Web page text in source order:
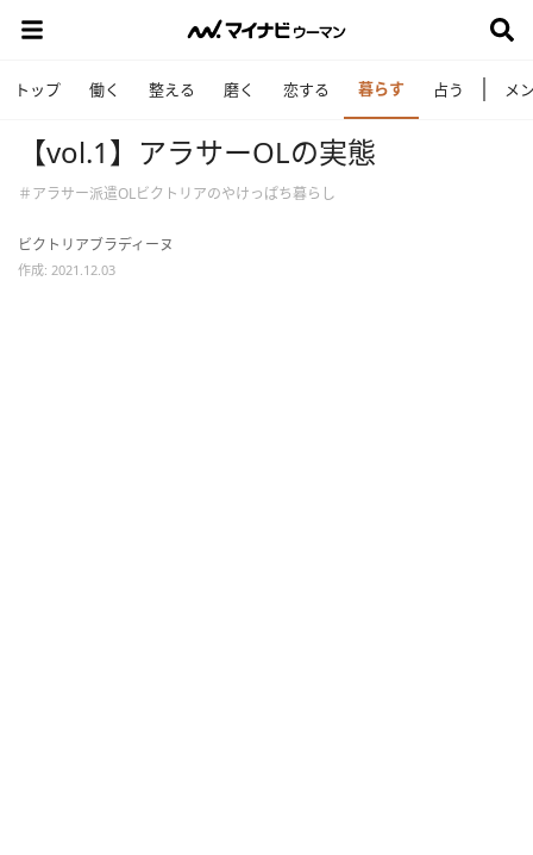
トップ 働く 整える 磨く 恋する 暮らす 占う メ
【vol.1】アラサーOLの実態
＃アラサー派遣OLビクトリアのやけっぱち暮らし
ビクトリアブラディーヌ
作成: 2021.12.03